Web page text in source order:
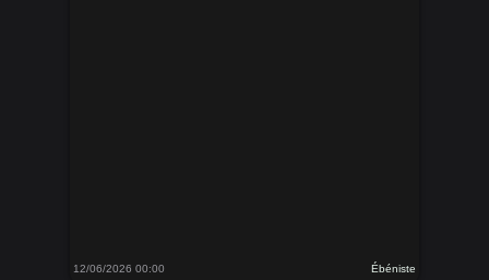
12/06/2026 00:00 Ébéniste